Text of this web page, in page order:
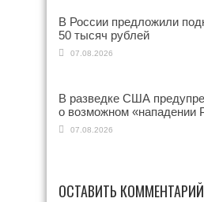
В России предложили
50 тысяч рублей
07.08.2026
В разведке США
о возможном «нападении
07.08.2026
ОСТАВИТЬ КОММЕНТАРИЙ